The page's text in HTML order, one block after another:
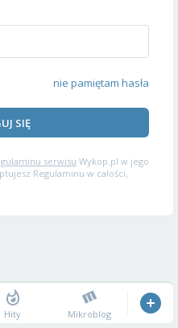
nie pamiętam hasła
SIĘ
serwisu Wykop.pl w jego
Regulaminu w całości,
Hity Mikroblog